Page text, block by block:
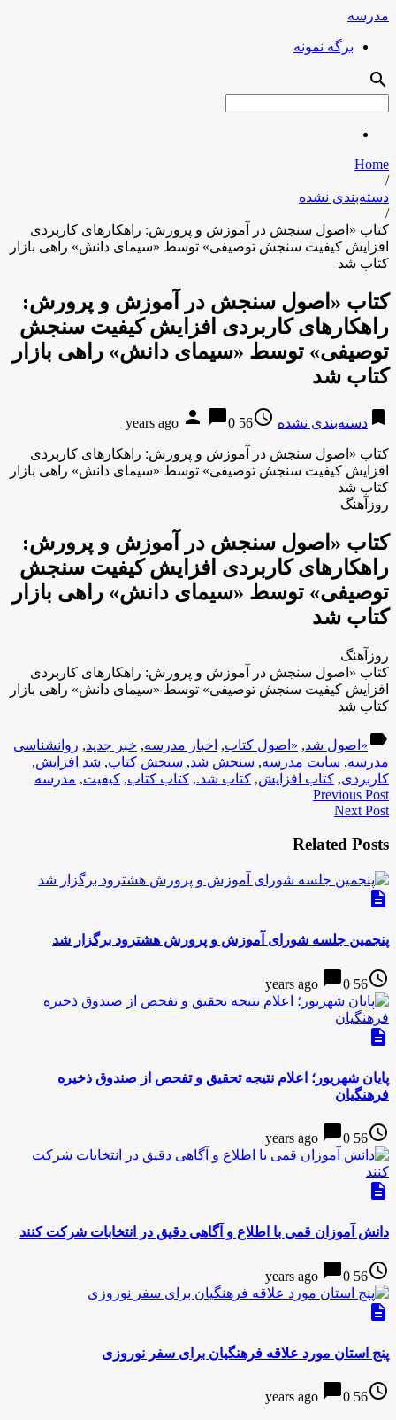
مدرسه
برگه نمونه
search
Home
/
دسته‌بندی نشده
/
کتاب «اصول سنجش در آموزش و پرورش: راهکارهای کاربردی
افزایش کیفیت سنجش توصیفی» توسط «سیمای دانش» راهی بازار
کتاب شد
کتاب «اصول سنجش در آموزش و پرورش:
راهکارهای کاربردی افزایش کیفیت سنجش
توصیفی» توسط «سیمای دانش» راهی بازار
کتاب شد
bookmark دسته‌بندی نشده access_time
56 years ago
person chat_bubble0
کتاب «اصول سنجش در آموزش و پرورش: راهکارهای کاربردی
افزایش کیفیت سنجش توصیفی» توسط «سیمای دانش» راهی بازار
کتاب شد
روزآهنگ
کتاب «اصول سنجش در آموزش و پرورش:
راهکارهای کاربردی افزایش کیفیت سنجش
توصیفی» توسط «سیمای دانش» راهی بازار
کتاب شد
روزآهنگ
کتاب «اصول سنجش در آموزش و پرورش: راهکارهای کاربردی
افزایش کیفیت سنجش توصیفی» توسط «سیمای دانش» راهی بازار
کتاب شد
label «اصول شد, «اصول کتاب, اخبار مدرسه, خبر جدید, روانشناسی
مدرسه, سایت مدرسه, سنجش شد, سنجش کتاب, شد افزایش,
کاربردی, کتاب افزایش, کتاب شد., کتاب کتاب, کیفیت, مدرسه
Previous Post
Next Post
Related Posts
description
پنجمین جلسه شورای آموزش و پرورش هشترود برگزار شد
access_time
56 years ago
chat_bubble0
description
پایان شهریور؛ اعلام نتیجه تحقیق و تفحص از صندوق ذخیره
فرهنگیان
access_time
56 years ago
chat_bubble0
description
دانش آموزان قمی با اطلاع و آگاهی دقیق در انتخابات شرکت کنند
access_time
56 years ago
chat_bubble0
description
پنج استان مورد علاقه فرهنگیان برای سفر نوروزی
access_time
56 years ago
chat_bubble0